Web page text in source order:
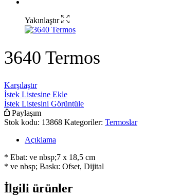
Yakınlaştır
3640 Termos
Karşılaştır
İstek Listesine Ekle
İstek Listesini Görüntüle
Paylaşım
Stok kodu: 13868 Kategoriler: Termoslar
Açıklama
* Ebat: ve nbsp;7 x 18,5 cm
* ve nbsp; Baskı: Ofset, Dijital
İlgili ürünler